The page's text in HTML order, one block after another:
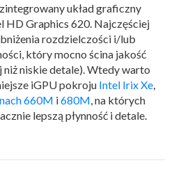
układ graficzny
HD Graphics 620. Najczęściej
rozdzielczości i/lub
który mocno ścina jakość
niskie detale). Wtedy warto
iGPU pokroju Intel Irix Xe
660M i680M , na których
lepszą płynność i detale.